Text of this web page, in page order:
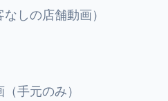
しの店舗動画）
手元のみ）